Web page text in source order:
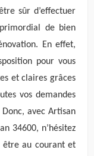
sûr d’effectuer
de bien
En effet,
pour vous
et claires grâces
vos demandes
avec Artisan
34600, n’hésitez
être au courant et